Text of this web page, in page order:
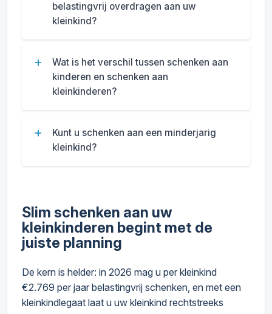
belastingvrij overdragen aan uw
kleinkind?
Wat is het verschil tussen schenken aan
kinderen en schenken aan
kleinkinderen?
Kunt u schenken aan een minderjarig
kleinkind?
Slim schenken aan uw
kleinkinderen begint met de
juiste planning
De kern is helder: in 2026 mag u per kleinkind
€2.769 per jaar belastingvrij schenken, en met een
kleinkindlegaat laat u uw kleinkind rechtstreeks